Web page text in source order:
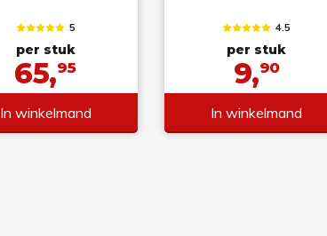
5
per stuk
65,95
In winkelmand
4.5
per stuk
9,90
In winkelmand